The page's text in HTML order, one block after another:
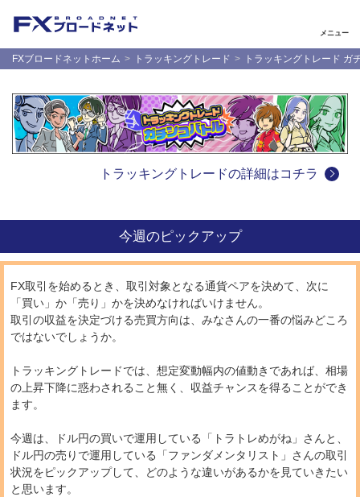
メニュー
FXブロードネットホーム トラッキングトレード トラッキングトレード ガ
トラッキングトレードの詳細はコチラ
今週のピックアップ
FX取引を始めるとき、取引対象となる通貨ペアを決めて、次に
「買い」か「売り」かを決めなければいけません。
取引の収益を決定づける売買方向は、みなさんの一番の悩みどころ
ではないでしょうか。
トラッキングトレードでは、想定変動幅内の値動きであれば、相場
の上昇下降に惑わされること無く、収益チャンスを得ることができ
ます。
今週は、ドル円の買いで運用している「トラトレめがね」さんと、
ドル円の売りで運用している「ファンダメンタリスト」さんの取引
状況をピックアップして、どのような違いがあるかを見ていきたい
と思います。